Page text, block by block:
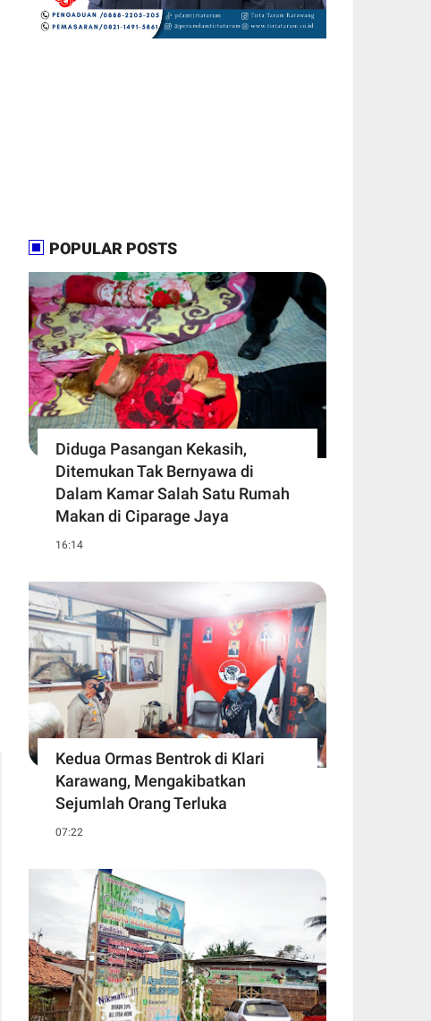
POPULAR POSTS
Diduga Pasangan Kekasih,
Ditemukan Tak Bernyawa di
Dalam Kamar Salah Satu Rumah
Makan di Ciparage Jaya
16:14
Kedua Ormas Bentrok di Klari
Karawang, Mengakibatkan
Sejumlah Orang Terluka
07:22